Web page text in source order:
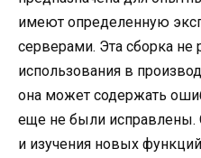
имеют определенную
серверами. Эта сборка не
использования в
она может содержать
еще не были исправлены.
и изучения новых